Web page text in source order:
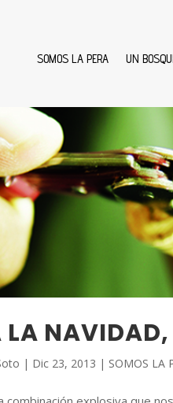
SOMOS LA PERA UN
LA
| Dic 23, 2013 | SOMOS LA